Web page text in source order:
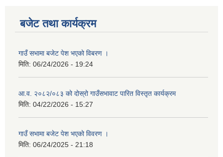
बजेट तथा कार्यक्रम
गाउँ सभामा बजेट पेश भएको विबरण ।
मिति: 06/24/2026 - 19:24
आ.व. २०८२/०८३ को दोस्रो गाउँसभावाट पारित विस्तृत कार्यक्रम
मिति: 04/22/2026 - 15:27
गाउँ सभामा बजेट पेश भएको विवरण ।
मिति: 06/24/2025 - 21:18